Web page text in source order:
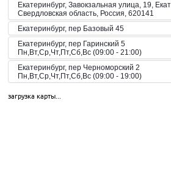
Екатеринбург, Завокзальная улица, 19,
Свердловская область, Россия, 620141
Екатеринбург, пер Базовый 45
Екатеринбург, пер Гаринский 5
Пн,Вт,Ср,Чт,Пт,Сб,Вс (09:00 - 21:00)
Екатеринбург, пер Черноморский 2
Пн,Вт,Ср,Чт,Пт,Сб,Вс (09:00 - 19:00)
Пн-Вс 10:00-20:00
загрузка карты...